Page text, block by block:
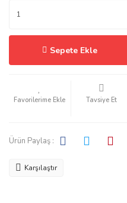
Sepete Ekle
Tavsiye Et
Ürün Paylaş :
Karşılaştır